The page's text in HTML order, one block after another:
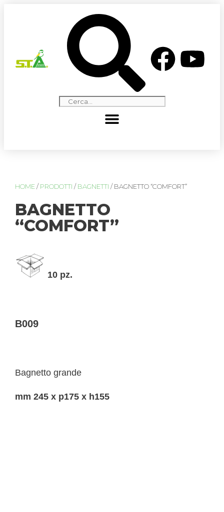
HOME / PRODOTTI / BAGNETTI / BAGNETTO “COMFORT”
BAGNETTO
“COMFORT”
10 pz.
B009
Bagnetto grande
mm 245 x p175 x h155